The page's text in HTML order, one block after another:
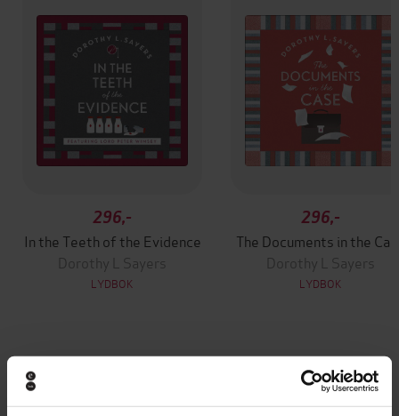
296,-
In the Teeth of the Evidence
Dorothy L Sayers
LYDBOK
296,-
The Documents in the
Dorothy L Sayers
LYDBOK
Andre har også kjøpt